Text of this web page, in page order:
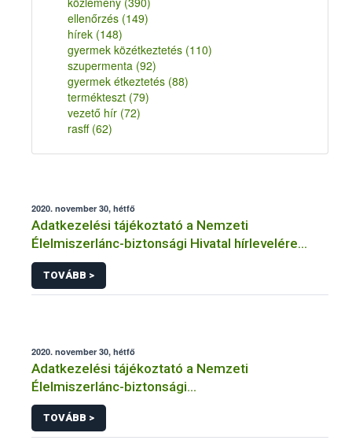
ellenőrzés (149)
hírek (148)
gyermek közétkeztetés (110)
szupermenta (92)
gyermek étkeztetés (88)
termékteszt (79)
vezető hír (72)
rasff (62)
2020. november 30, hétfő
Adatkezelési tájékoztató a Nemzeti
Élelmiszerlánc-biztonsági Hivatal hírlevelére
történő regisztrációhoz kapcsolódó
adatkezelések vonatkozásában
TOVÁBB >
2020. november 30, hétfő
Adatkezelési tájékoztató a Nemzeti
Élelmiszerlánc-biztonsági
Hivatal tevékenységéhez kötődő érintetti jogok
gyakorlásával összefüggő adatkezeléseihez
TOVÁBB >